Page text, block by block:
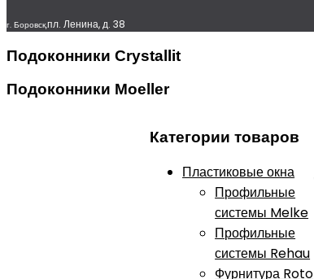
г. Боровск,пл. Ленина, д. 38
Подоконники Crystallit
Подоконники Moeller
Категории товаров
Пластиковые окна
Профильные
системы Melke
Профильные
системы Rehau
Фурнитура Roto